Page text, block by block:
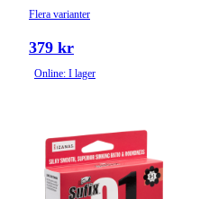
Flera varianter
379 kr
Online: I lager